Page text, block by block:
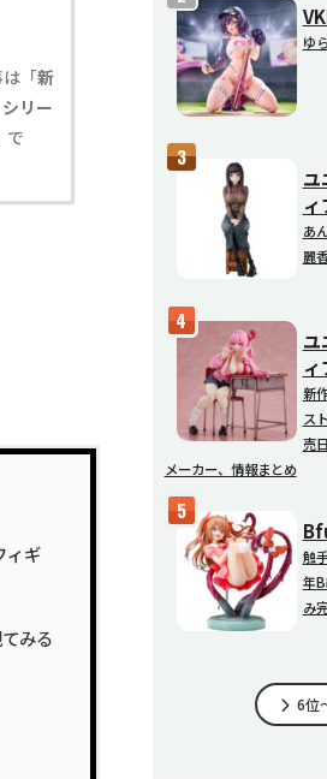
「新
リー
で
ィギ
みる
ゆ
ユ
ィ
あ
麗
ユ
ィ
新
ス
売
メーカー、情報まとめ
触
年
み
6位